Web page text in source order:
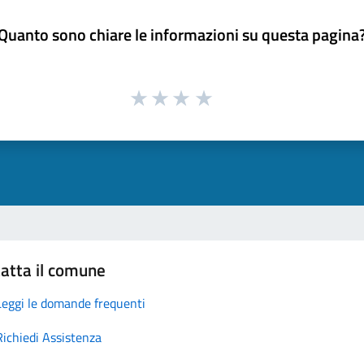
sono chiare le informazioni su questa
il comune
le domande frequenti
Assistenza